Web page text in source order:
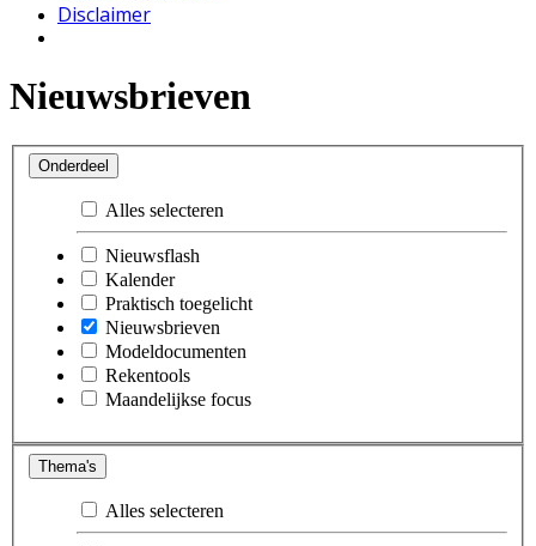
Disclaimer
Nieuwsbrieven
Onderdeel
Alles selecteren
Nieuwsflash
Kalender
Praktisch toegelicht
Nieuwsbrieven
Modeldocumenten
Rekentools
Maandelijkse focus
Thema's
Alles selecteren